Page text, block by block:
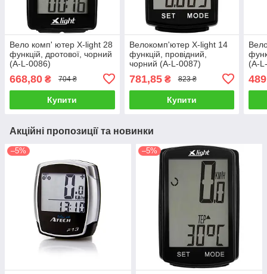
Вело комп' ютер X-light 28
функцій, дротової, чорний
(A-L-0086)
668,80 ₴ 704 ₴
Купити
Велокомп'ютер X-light 14
функцій, провідний,
чорний (A-L-0087)
781,85₴ 823 ₴
Купити
(A-
Акційні пропозиції та новинки
–5% –5%